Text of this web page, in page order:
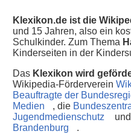
Klexikon.de ist die
und 15 Jahren, also ein
Schulkinder. Zum Thema
Kinderseiten in der
Das Klexikon wird
Wikipedia-Förderverein
Beauftragte der
Medien
, die
Jugendmedienschutz
Brandenburg
.